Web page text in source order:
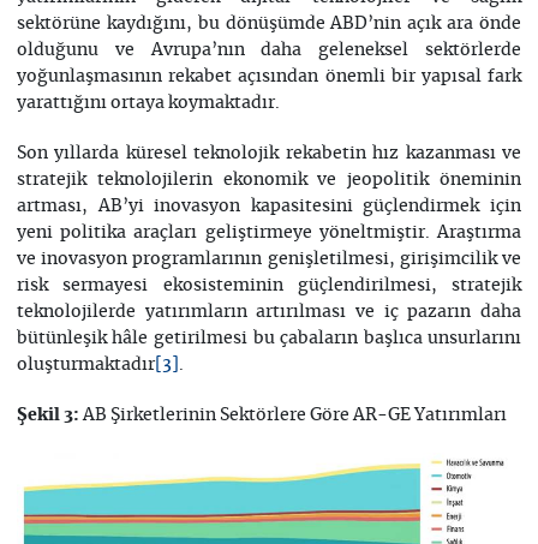
sektörüne kaydığını, bu dönüşümde ABD’nin açık ara önde
olduğunu ve Avrupa’nın daha geleneksel sektörlerde
yoğunlaşmasının rekabet açısından önemli bir yapısal fark
yarattığını ortaya koymaktadır.
Son yıllarda küresel teknolojik rekabetin hız kazanması ve
stratejik teknolojilerin ekonomik ve jeopolitik öneminin
artması, AB’yi inovasyon kapasitesini güçlendirmek için
yeni politika araçları geliştirmeye yöneltmiştir. Araştırma
ve inovasyon programlarının genişletilmesi, girişimcilik ve
risk sermayesi ekosisteminin güçlendirilmesi, stratejik
teknolojilerde yatırımların artırılması ve iç pazarın daha
bütünleşik hâle getirilmesi bu çabaların başlıca unsurlarını
oluşturmaktadır[3] .
Şekil 3:AB Şirketlerinin Sektörlere Göre AR-GE Yatırımları